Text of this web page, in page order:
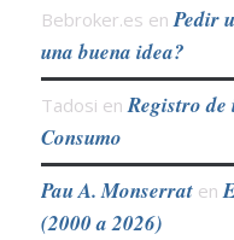
Bebroker.es enPedir
una buena idea?
Tadosi enRegistro
Consumo
Pau A. Monserraten
(2000 a 2026)